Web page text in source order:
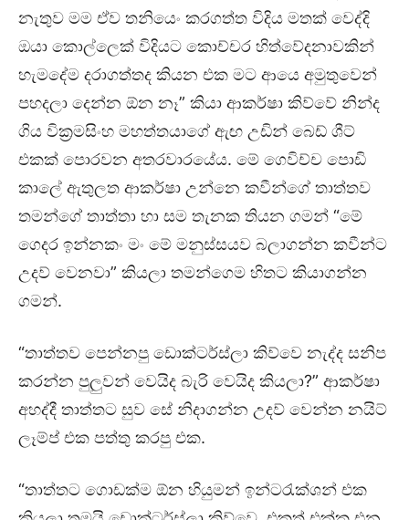
නැතුව මම ඒව තනියෙං කරගත්ත විදිය මතක් වෙද්දි
ඔයා කොල්ලෙක් විදියට කොච්චර හිත්වේදනාවකින්
හැමදේම දරාගත්තද කියන එක මට ආයෙ අමුතුවෙන්
පහදලා දෙන්න ඕන නෑ” කියා ආකර්ෂා කිව්වේ නින්ද
ගිය වික්‍රමසිංහ මහත්තයාගේ ඇඟ උඩින් බෙඩ් ශීට්
එකක් පොරවන අතරවාරයේය. මේ ගෙවිච්ච පොඩි
කාලේ ඇතුලත ආකර්ෂා උන්නෙ කවීන්ගේ තාත්තව
තමන්ගේ තාත්තා හා සම තැනක තියන ගමන් “මේ
ගෙදර ඉන්නකං මං මේ මනුස්සයව බලාගන්න කවීන්ට
උදව් වෙනවා” කියලා තමන්ගෙම හිතට කියාගන්න
ගමන්.
“තාත්තව පෙන්නපු ඩොක්ටර්ස්ලා කිව්වෙ නැද්ද සනිප
කරන්න පුලුවන් වෙයිද බැරි වෙයිද කියලා?” ආකර්ෂා
අහද්දී තාත්තට සුව සේ නිදාගන්න උදව් වෙන්න නයිට්
ලෑම්ප් එක පත්තු කරපු එක.
“තාත්තට ගොඩක්ම ඕන හියුමන් ඉන්ටරැක්ශන් එක